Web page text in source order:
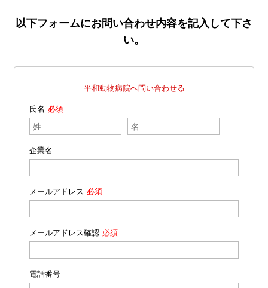
以下フォームにお問い合わせ内容を記入して下さ
い。
平和動物病院へ問い合わせる
氏名
企業名
メールアドレス
メールアドレス確認
電話番号